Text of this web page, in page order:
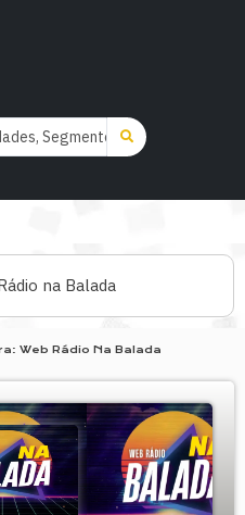
na Balada
Web Rádio Na Balada